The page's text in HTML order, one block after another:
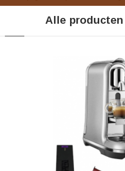
Alle producten